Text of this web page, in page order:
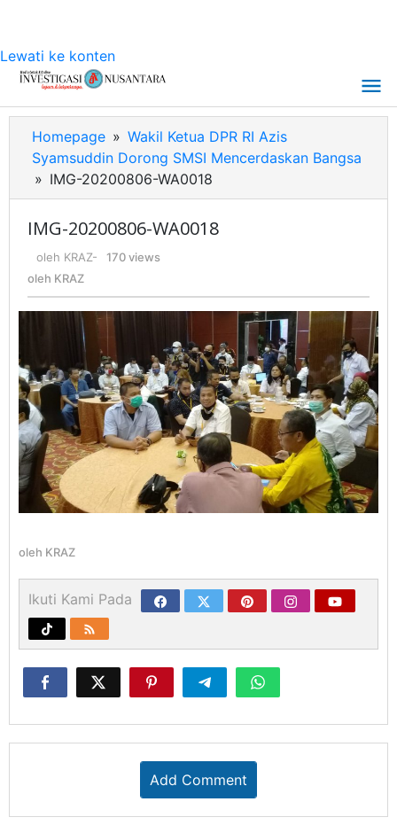
Lewati ke konten
Homepage » Wakil Ketua DPR RI Azis
Syamsuddin Dorong SMSI Mencerdaskan Bangsa
» IMG-20200806-WA0018
IMG-20200806-WA0018
oleh KRAZ-
170 views
oleh KRAZ
oleh KRAZ
Ikuti Kami Pada
Add Comment